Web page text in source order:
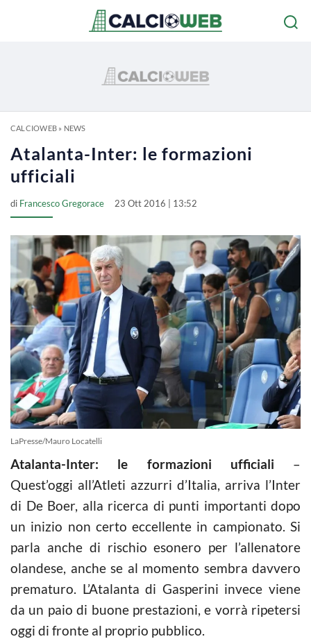
CALCIOWEB» NEWS
Atalanta-Inter: le formazioni
ufficiali
di Francesco Gregorace 23 Ott 2016 | 13:52
LaPresse/Mauro Locatelli
Atalanta-Inter: le formazioni ufficiali –
Quest’oggi all’Atleti azzurri d’Italia, arriva l’Inter
di De Boer, alla ricerca di punti importanti dopo
un inizio non certo eccellente in campionato. Si
parla anche di rischio esonero per l’allenatore
olandese, anche se al momento sembra davvero
prematuro. L’Atalanta di Gasperini invece viene
da un paio di buone prestazioni, e vorrà ripetersi
oggi di fronte al proprio pubblico.